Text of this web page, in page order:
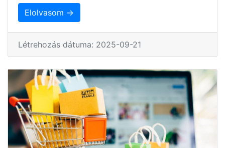
Elolvasom →
Létrehozás dátuma: 2025-09-21